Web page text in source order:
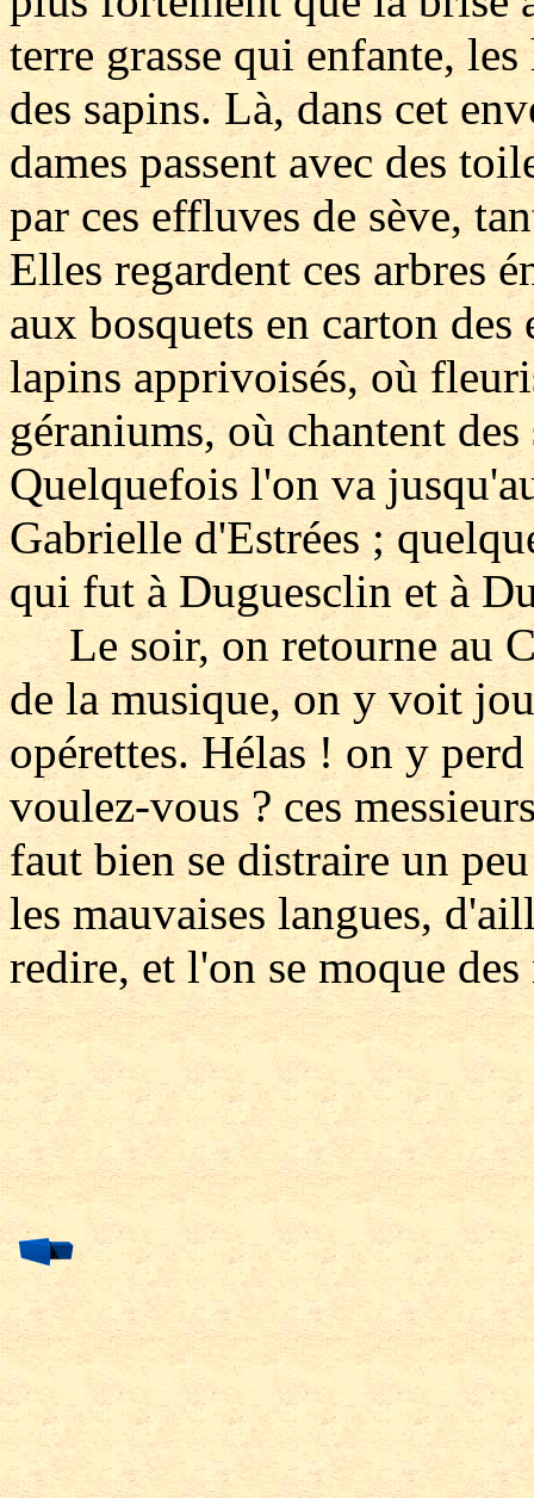
terre grasse qui enfante,
des sapins. Là, dans cet
dames passent avec des
par ces effluves de sève,
Elles regardent ces arbres
aux bosquets en carton
lapins apprivoisés, où
géraniums, où chantent des
Quelquefois l'on va
Gabrielle d'Estrées ;
qui fut à Duguesclin et à
Le soir, on retourne au
de la musique, on y voit
opérettes. Hélas ! on y
voulez-vous ? ces
faut bien se distraire un
les mauvaises langues,
redire, et l'on se moque